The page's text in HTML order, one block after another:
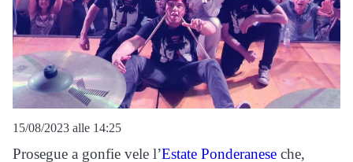
15/08/2023 alle 14:25
Prosegue a gonfie vele l’Estate Ponderanese che,